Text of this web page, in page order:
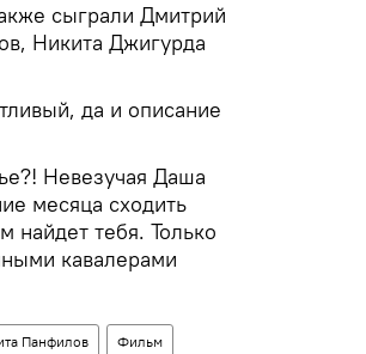
сыграли Дмитрий
Никита Джигурда
да и описание
Невезучая Даша
месяца сходить
найдет тебя. Только
кавалерами
Панфилов Фильм